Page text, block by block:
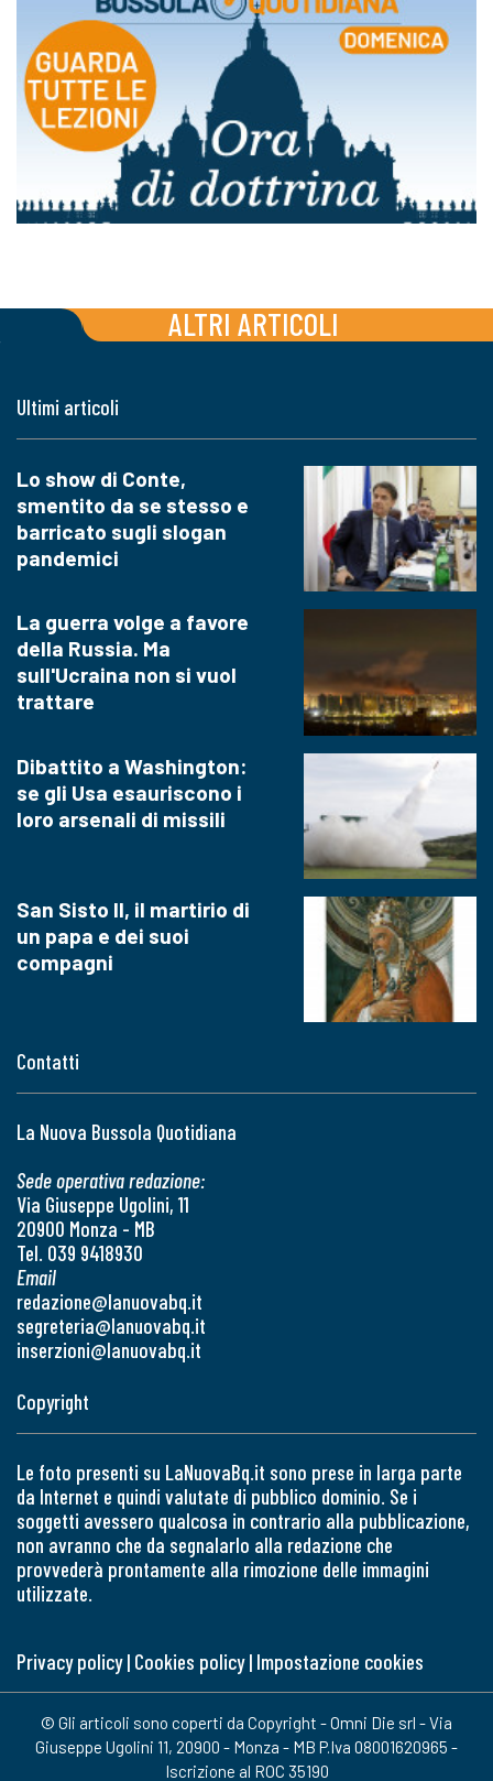
ALTRI ARTICOLI
Contatti
La Nuova Bussola Quotidiana
Sede operativa redazione:
Via Giuseppe Ugolini, 11
20900 Monza - MB
Tel. 039 9418930
Email
redazione@lanuovabq.it
segreteria@lanuovabq.it
inserzioni@lanuovabq.it
Ultimi articoli
Lo show di Conte,
smentito da se stesso e
barricato sugli slogan
pandemici
La guerra volge a favore
della Russia. Ma
sull'Ucraina non si vuol
trattare
Dibattito a Washington:
se gli Usa esauriscono i
loro arsenali di missili
San Sisto II, il martirio di
un papa e dei suoi
compagni
Copyright
Le foto presenti su LaNuovaBq.it sono prese in larga parte
da Internet e quindi valutate di pubblico dominio. Se i
soggetti avessero qualcosa in contrario alla pubblicazione,
non avranno che da segnalarlo alla redazione che
provvederà prontamente alla rimozione delle immagini
utilizzate.
Privacy policy| Cookies policy| Impostazione cookies
© Gli articoli sono coperti da Copyright - Omni Die srl - Via
Giuseppe Ugolini 11, 20900 - Monza - MB P.Iva 08001620965 -
Iscrizione al ROC 35190